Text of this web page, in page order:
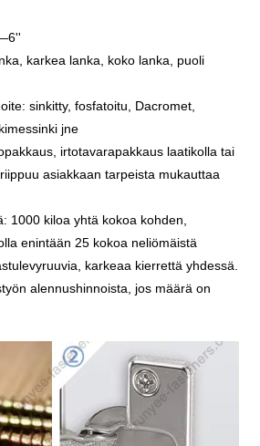
karkea lanka, koko lanka, puoli
sinkitty, fosfatoitu, Dacromet,
jne
irtotavarapakkaus laatikolla tai
asiakkaan tarpeista mukauttaa
1000 kiloa yhtä kokoa kohden,
enintään 25 kokoa neliömäistä
karkeaa kierrettä yhdessä.
alennushinnoista, jos määrä on